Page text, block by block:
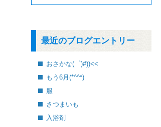
最近のブログエントリー
おさかな(゜)#))<<
もう6月(*^^*)
服
さつまいも
入浴剤